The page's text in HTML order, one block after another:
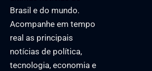
Brasil e do mundo.
Acompanhe em tempo
real as principais
notícias de política,
tecnologia, economia e